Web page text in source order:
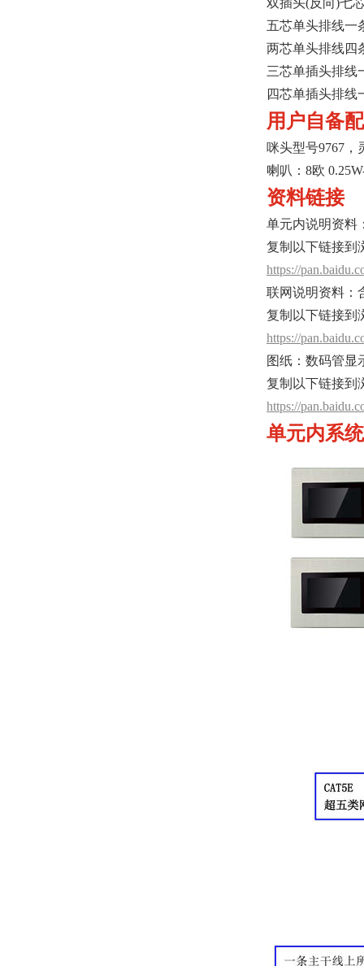
双插头(反向)七
五芯单头排线一
两芯单头排线四
三芯单插头排线
四芯单插头排线
用户自备
咪头型号9767，
喇叭：8欧
资料链接
单元内说明资料
复制以下链接到
https://
联网说明资料：
复制以下链接到
https://
图纸：数码管显
复制以下链接到
https://
单元内系